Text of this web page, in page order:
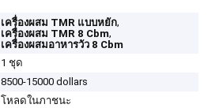
เครื่องผสม TMR แบบหยัก,
เครื่องผสม TMR 8 Cbm,
เครื่องผสมอาหารวัว 8 Cbm
1 ชุด
8500-15000 dollars
โหลดในภาชนะ